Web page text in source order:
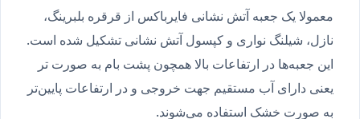
معمولا یک جعبه آتش نشانی فایرباکس از قرقره بلبرینگ،
نازل، شیلنگ‌ نواری و کپسول آتش نشانی تشکیل شده است.
این جعبه‌ها در ارتفاعات بالا همچون پشت بام به صورت تر
یعنی دارای آب مستقیم جهت خروجی و در ارتفاعات پایین‌تر
به صورت خشک استفاده می‌شوند.